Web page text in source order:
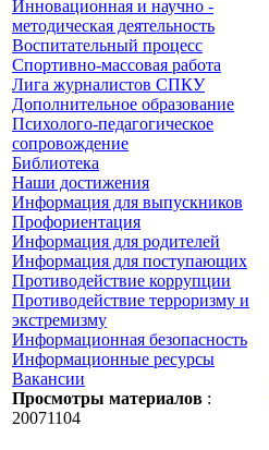
Инновационная и научно -
методическая деятельность
Воспитательный процесс
Спортивно-массовая работа
Лига журналистов СПКУ
Дополнительное образование
Психолого-педагогическое
сопровождение
Библиотека
Наши достижения
Информация для выпускников
Профориентация
Информация для родителей
Информация для поступающих
Противодействие коррупции
Противодействие терроризму и
экстремизму
Информационная безопасность
Информационные ресурсы
Вакансии
Просмотры материалов :
20071104